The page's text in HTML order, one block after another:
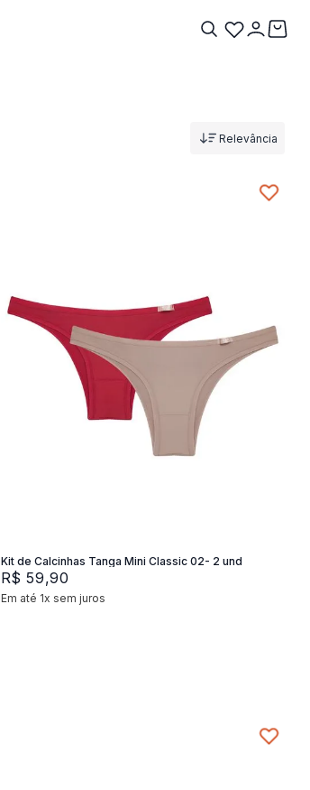
Relevância
Kit de Calcinhas Tanga Mini Classic 02- 2 und
R$ 59,90
Em até 1x sem juros